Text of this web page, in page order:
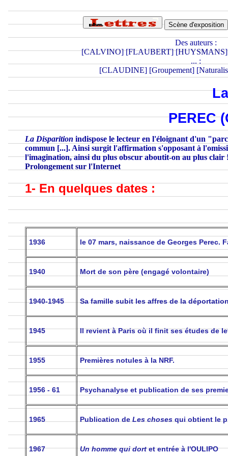
Scène d'exposition
Des auteurs :
[CALVINO] [FLAUBERT] [HUYSMANS
... :
[CLAUDINE] [Groupement] [
PEREC
La Disparition indispose le lecteur en l'éloignant d'un
commun [...]. Ainsi surgit l'affirmation s'opposant à
l'imagination, ainsi du plus obscur aboutit-on au plus clair
Prolongement sur l'Internet
1- En quelques dates :
1936 le 07 mars, naissance de Georges
1940 Mort de son père (engagé volontaire)
1940-1945 Sa famille subit les affres de la
1945 Il revient à Paris où il finit ses études de
1955 Premières notules à la NRF.
1956 - 61 Psychanalyse et publication de ses
1965 Publication de Les choses qui obtient le
1967 Un homme qui dortet entrée à l'OULIPO